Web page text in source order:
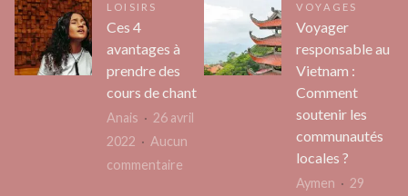
LOISIRS
Ces 4
avantages à
prendre des
cours de chant
Anais
26 avril
2022
Aucun
commentaire
VOYAGES
Voyager
responsable au
Vietnam :
Comment
soutenir les
communautés
locales ?
Aymen
29